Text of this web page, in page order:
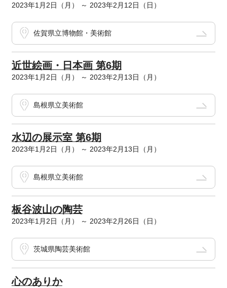
2023年1月2日（月） ～ 2023年2月12日（日）
佐賀県立博物館・美術館
近世絵画・日本画 第6期
2023年1月2日（月） ～ 2023年2月13日（月）
島根県立美術館
水辺の展示室 第6期
2023年1月2日（月） ～ 2023年2月13日（月）
島根県立美術館
板谷波山の陶芸
2023年1月2日（月） ～ 2023年2月26日（日）
茨城県陶芸美術館
心のありか